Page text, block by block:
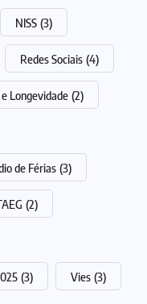
NISS (3)
Redes Sociais (4)
Longevidade (2)
de Férias (3)
(2)
(3) Vies (3)